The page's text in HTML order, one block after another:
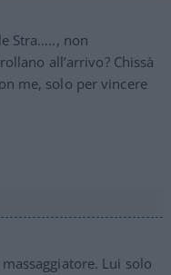
Stra….., non
all’arrivo? Chissà
me, solo per vincere
Lui solo